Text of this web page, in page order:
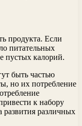
продукта. Если
питательных
пустых калорий.
быть частью
но их потребление
к набору
различных